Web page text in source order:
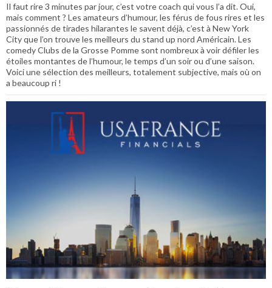
Il faut rire 3 minutes par jour, c’est votre coach qui vous l’a dit. Oui,
mais comment ? Les amateurs d’humour, les férus de fous rires et les
passionnés de tirades hilarantes le savent déjà, c’est à New York
City que l’on trouve les meilleurs du stand up nord Américain. Les
comedy Clubs de la Grosse Pomme sont nombreux à voir défiler les
étoiles montantes de l’humour, le temps d’un soir ou d’une saison.
Voici une sélection des meilleurs, totalement subjective, mais où on
a beaucoup ri !